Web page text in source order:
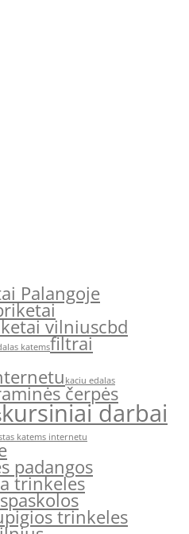
Palangoje
vilniuscbd
katemsfiltrai
kaciu edalas
čerpės
kursiniai darbai
katems internetu
padangos
trinkeles
paskolos
pigios trinkeles